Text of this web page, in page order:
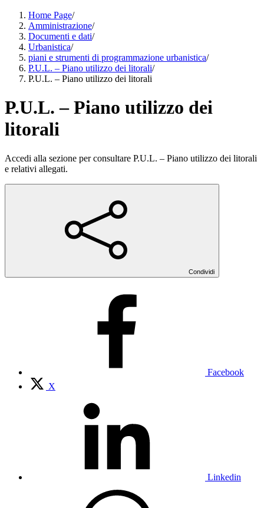
Home Page/
Amministrazione/
Documenti e dati/
Urbanistica/
piani e strumenti di programmazione urbanistica/
P.U.L. – Piano utilizzo dei litorali/
P.U.L. – Piano utilizzo dei litorali
P.U.L. – Piano utilizzo dei
litorali
Accedi alla sezione per consultare P.U.L. – Piano utilizzo dei litorali
e relativi allegati.
Condividi
Facebook
X
Linkedin